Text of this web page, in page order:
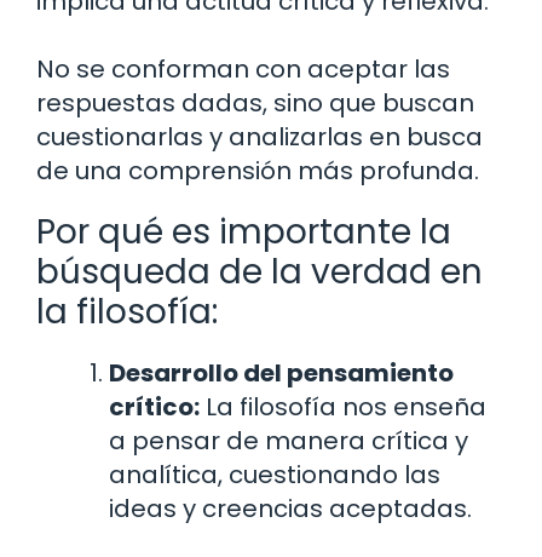
No se conforman con aceptar las
respuestas dadas, sino que buscan
cuestionarlas y analizarlas en busca
de una comprensión más profunda.
Por qué es importante la
búsqueda de la verdad en
la filosofía:
Desarrollo del pensamiento
crítico: La filosofía nos enseña
a pensar de manera crítica y
analítica, cuestionando las
ideas y creencias aceptadas.